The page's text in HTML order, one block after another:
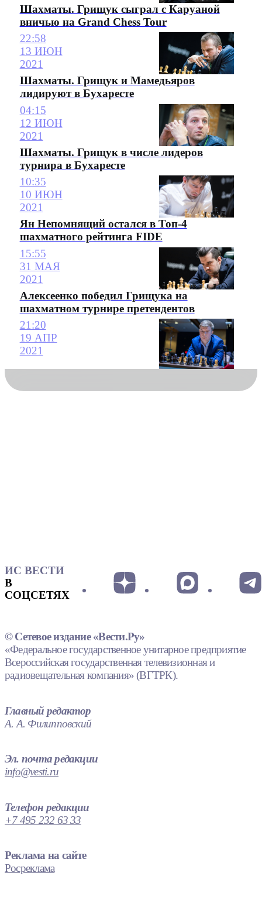
Шахматы. Грищук сыграл с Каруаной
вничью на Grand Chess Tour
22:58
13 ИЮН
2021
Шахматы. Грищук и Мамедьяров
лидируют в Бухаресте
04:15
12 ИЮН
2021
Шахматы. Грищук в числе лидеров
турнира в Бухаресте
10:35
10 ИЮН
2021
Ян Непомнящий остался в Топ-4
шахматного рейтинга FIDE
15:55
31 МАЯ
2021
Алексеенко победил Грищука на
шахматном турнире претендентов
21:20
19 АПР
2021
ИС ВЕСТИ
В
СОЦСЕТЯХ
© Сетевое издание «Вести.Ру»
«Федеральное государственное унитарное предприятие
Всероссийская государственная телевизионная и
радиовещательная компания» (ВГТРК).
Главный редактор
А. А. Филипповский
Эл. почта редакции
info@vesti.ru
Телефон редакции
+7 495 232 63 33
Реклама на сайте
Росреклама